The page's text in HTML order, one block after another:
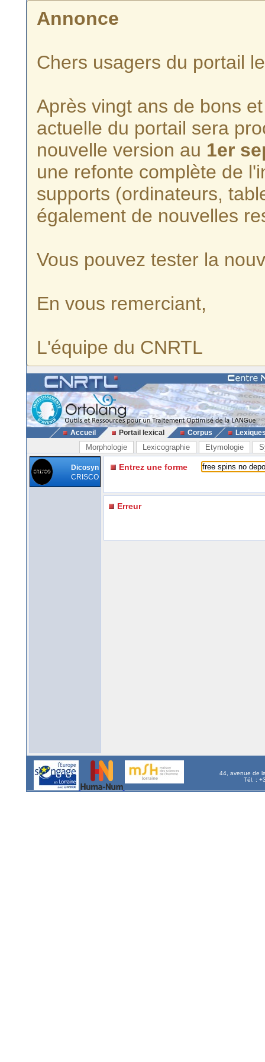
Annonce
Chers usagers du portail
Après vingt ans de bons
actuelle du portail sera
nouvelle version au 1er
une refonte complète de
supports (ordinateurs,
également de nouvelles
Vous pouvez tester la
En vous remerciant,
L'équipe du CNRTL
Accueil Portail lexical Corpus
Morphologie Lexicographie Etymologie
Dicosyn
CRISCO
Entrez une forme
Erreur
44, avenue de
Tél. :